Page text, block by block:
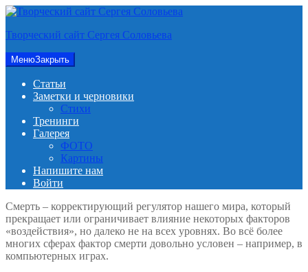
Перейти
содержимому
Творческий сайт Сергея Соловьева
МенюЗакрыть
Статьи
Заметки и черновики
Стихи
Тренинги
Галерея
ФОТО
Картины
Напишите нам
Войти
Смерть – корректирующий регулятор нашего мира, который
прекращает или ограничивает влияние некоторых факторов
«воздействия», но далеко не на всех уровнях. Во всё более
многих сферах фактор смерти довольно условен – например, в
компьютерных играх.